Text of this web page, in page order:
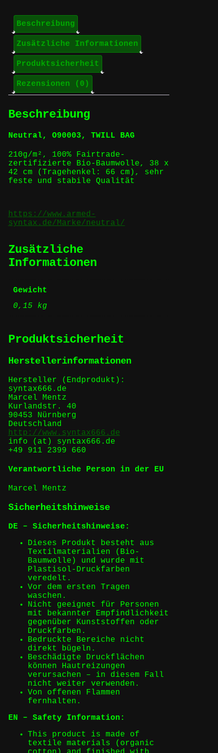
Beschreibung
Zusätzliche Informationen
Produktsicherheit
Rezensionen (0)
Beschreibung
Neutral, O90003, TWILL BAG
210g/m², 100% Fairtrade-
zertifizierte Bio-Baumwolle, 38 x
42 cm (Tragehenkel: 66 cm), sehr
feste und stabile Qualität
https://www.armed-
syntax.de/Marke/neutral/
Zusätzliche
Informationen
Gewicht
0,15 kg
Produktsicherheit
Herstellerinformationen
Hersteller (Endprodukt):
syntax666.de
Marcel Mentz
Kurlandstr. 40
90453 Nürnberg
Deutschland
http://www.syntax666.de
info (at) syntax666.de
+49 911 2399 660
Verantwortliche Person in der EU
Marcel Mentz
Sicherheitshinweise
DE – Sicherheitshinweise:
Dieses Produkt besteht aus
Textilmaterialien (Bio-
Baumwolle) und wurde mit
Plastisol-Druckfarben
veredelt.
Vor dem ersten Tragen
waschen.
Nicht geeignet für Personen
mit bekannter Empfindlichkeit
gegenüber Kunststoffen oder
Druckfarben.
Bedruckte Bereiche nicht
direkt bügeln.
Beschädigte Druckflächen
können Hautreizungen
verursachen – in diesem Fall
nicht weiter verwenden.
Von offenen Flammen
fernhalten.
EN – Safety Information:
This product is made of
textile materials (organic